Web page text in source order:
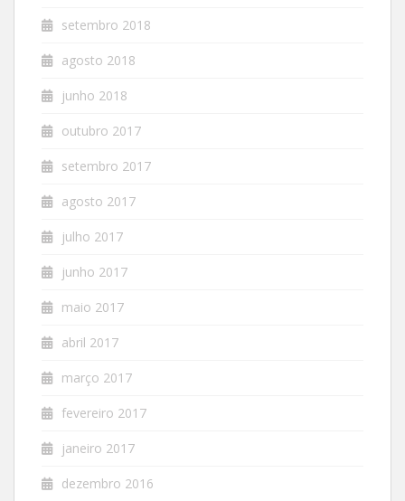
setembro 2018
agosto 2018
junho 2018
outubro 2017
setembro 2017
agosto 2017
julho 2017
junho 2017
maio 2017
abril 2017
março 2017
fevereiro 2017
janeiro 2017
dezembro 2016